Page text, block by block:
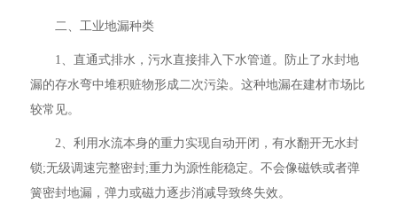
二、工业地漏种类
1、直通式排水，污水直接排入下水管道。防止了水封地
漏的存水弯中堆积赃物形成二次污染。这种地漏在建材市场比
较常见。
2、利用水流本身的重力实现自动开闭，有水翻开无水封
锁;无级调速完整密封;重力为源性能稳定。不会像磁铁或者弹
簧密封地漏，弹力或磁力逐步消减导致终失效。